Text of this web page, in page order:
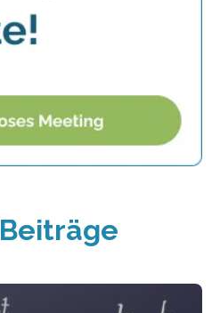
Beiträge